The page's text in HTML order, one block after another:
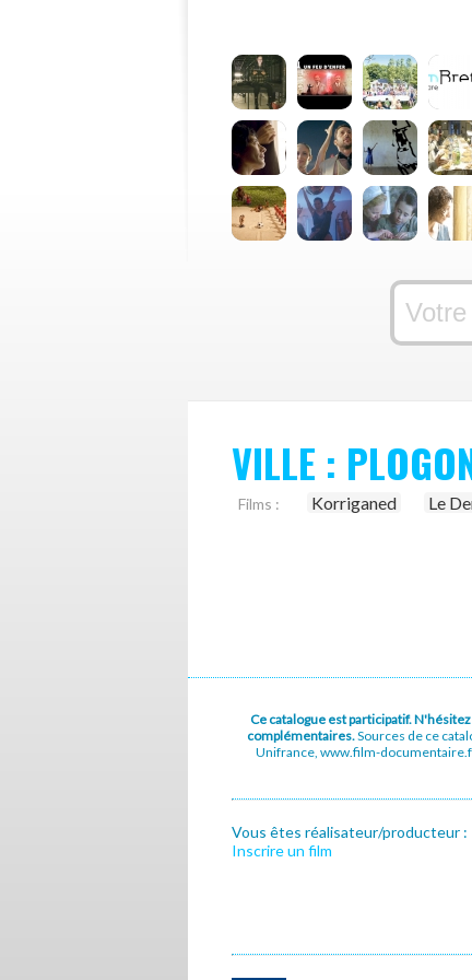
VILLE :
Films : Korriganed Le
Ce catalogue est participatif.
complémentaires.Sources de ce
Unifrance, www.film-
Vous êtes réalisateur/producteur :
Inscrire un film